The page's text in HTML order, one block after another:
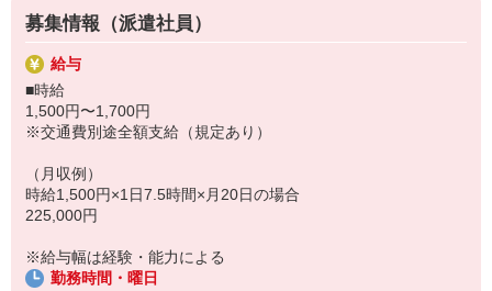
・簡単な書類業務
・消毒、清掃業務
・お子さまの見守り
・・・等
ーー【お仕事先情報】ーー
施設形態：認可保育園
名、5歳児：10名）
開設：2012年4月
・乳児クラスメインの業務！書類は日誌・連絡帳をお願いします。
・知育・英会話・体育指導など独自のカリキュラムも行っていま
募集情報（派遣社員）
給与
■時給
1,500円〜1,700円
※交通費別途全額支給（規定あり）
（月収例）
時給1,500円×1日7.5時間×月20日の場合
225,000円
※給与幅は経験・能力による
勤務時間・曜日